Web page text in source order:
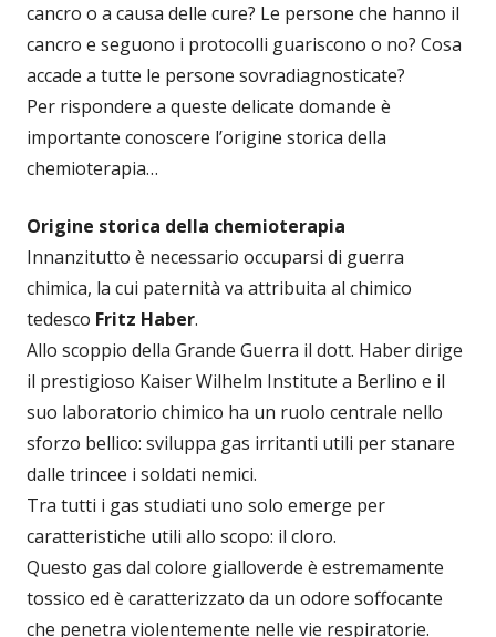
cancro o a causa delle cure? Le persone che hanno il
cancro e seguono i protocolli guariscono o no? Cosa
accade a tutte le persone sovradiagnosticate?
Per rispondere a queste delicate domande è
importante conoscere l’origine storica della
chemioterapia…
Origine storica della chemioterapia
Innanzitutto è necessario occuparsi di guerra
chimica, la cui paternità va attribuita al chimico
tedesco Fritz Haber.
Allo scoppio della Grande Guerra il dott. Haber dirige
il prestigioso Kaiser Wilhelm Institute a Berlino e il
suo laboratorio chimico ha un ruolo centrale nello
sforzo bellico: sviluppa gas irritanti utili per stanare
dalle trincee i soldati nemici.
Tra tutti i gas studiati uno solo emerge per
caratteristiche utili allo scopo: il cloro.
Questo gas dal colore gialloverde è estremamente
tossico ed è caratterizzato da un odore soffocante
che penetra violentemente nelle vie respiratorie.